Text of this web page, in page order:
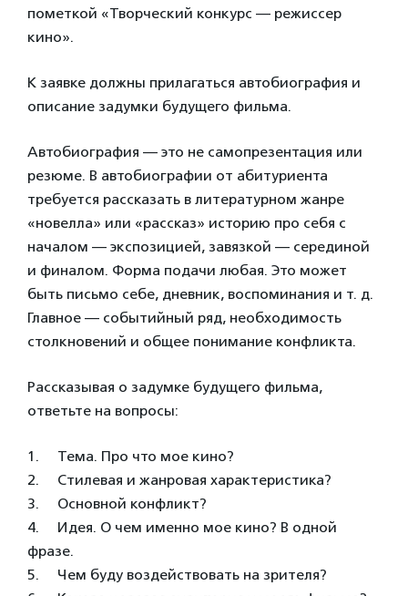
пометкой «Творческий конкурс — режиссер
кино».
К заявке должны прилагаться автобиография и
описание задумки будущего фильма.
Автобиография — это не самопрезентация или
резюме. В автобиографии от абитуриента
требуется рассказать в литературном жанре
«новелла» или «рассказ» историю про себя с
началом — экспозицией, завязкой — серединой
и финалом. Форма подачи любая. Это может
быть письмо себе, дневник, воспоминания и т. д.
Главное — событийный ряд, необходимость
столкновений и общее понимание конфликта.
Рассказывая о задумке будущего фильма,
ответьте на вопросы:
1. Тема. Про что мое кино?
2. Стилевая и жанровая характеристика?
3. Основной конфликт?
4. Идея. О чем именно мое кино? В одной
фразе.
5. Чем буду воздействовать на зрителя?